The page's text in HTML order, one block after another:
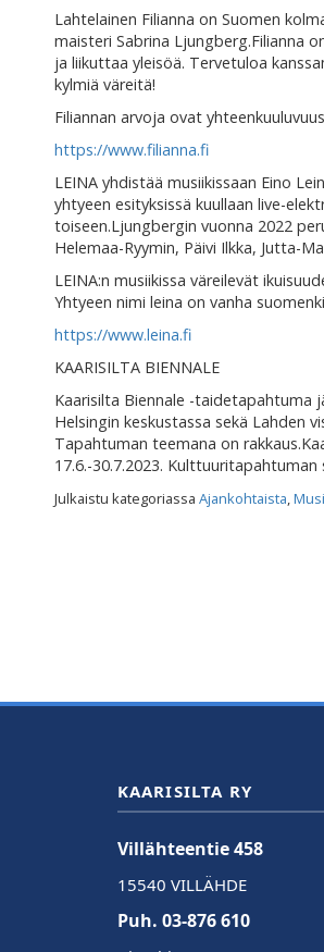
Lahtelainen Filianna on Suomen
maisteri Sabrina Ljungberg.Filianna
ja liikuttaa yleisöä. Tervetuloa
kylmiä väreitä!
Filiannan arvoja ovat
https://www.filianna.fi
LEINA yhdistää musiikissaan Eino
yhtyeen esityksissä kuullaan live-
toiseen.Ljungbergin vuonna 2022
Helemaa-Ryymin, Päivi Ilkka, Jutta-
LEINA:n musiikissa väreilevät
Yhtyeen nimi leina on vanha
https://www.leina.fi
KAARISILTA BIENNALE
Kaarisilta Biennale -taidetapahtuma
Helsingin keskustassa sekä Lahden
Tapahtuman teemana on
17.6.-30.7.2023.
Julkaistu kategoriassa Ajankohtaista,
KAARISILTA RY
Villähteentie 458
15540 VILLÄHDE
Puh. 03-876 610